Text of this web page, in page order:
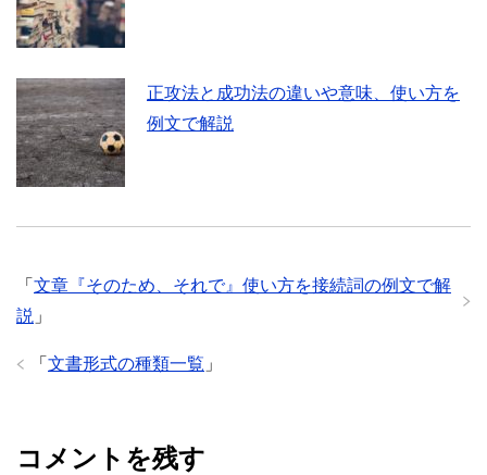
正攻法と成功法の違いや意味、使い方を
例文で解説
「 文章『そのため、それで』使い方を接続詞の例文で解
説 」
「 文書形式の種類一覧 」
コメントを残す